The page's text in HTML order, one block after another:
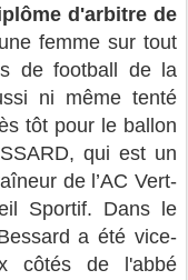
d'arbitre de
femme sur tout
de football de la
ni même tenté
tôt pour le ballon
qui est un
de l’AC Vert-
Sportif. Dans le
a été vice-
côtés de l'abbé